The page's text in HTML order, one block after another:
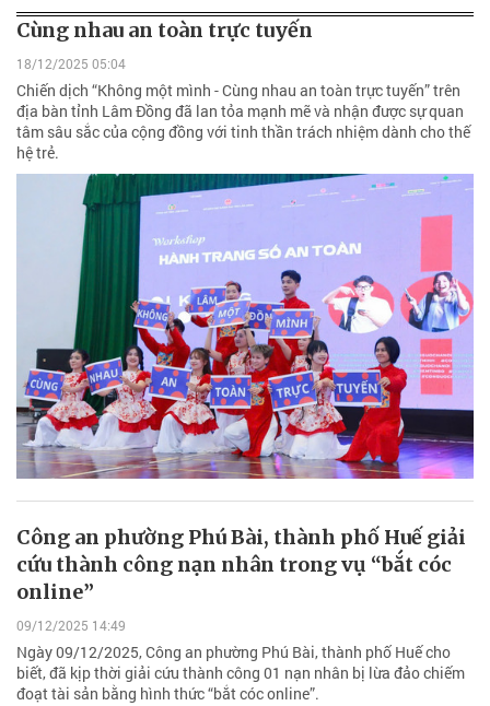
Cùng nhau an toàn trực tuyến
18/12/2025 05:04
Chiến dịch “Không một mình - Cùng nhau an toàn trực tuyến” trên
địa bàn tỉnh Lâm Đồng đã lan tỏa mạnh mẽ và nhận được sự quan
tâm sâu sắc của cộng đồng với tinh thần trách nhiệm dành cho thế
hệ trẻ.
Công an phường Phú Bài, thành phố Huế giải
cứu thành công nạn nhân trong vụ “bắt cóc
online”
09/12/2025 14:49
Ngày 09/12/2025, Công an phường Phú Bài, thành phố Huế cho
biết, đã kịp thời giải cứu thành công 01 nạn nhân bị lừa đảo chiếm
đoạt tài sản bằng hình thức “bắt cóc online”.